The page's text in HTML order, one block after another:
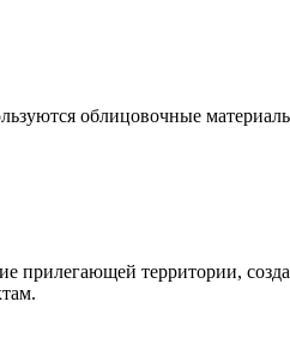
облицовочные
прилегающей территории,